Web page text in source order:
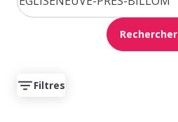
Rechercher
Filtres